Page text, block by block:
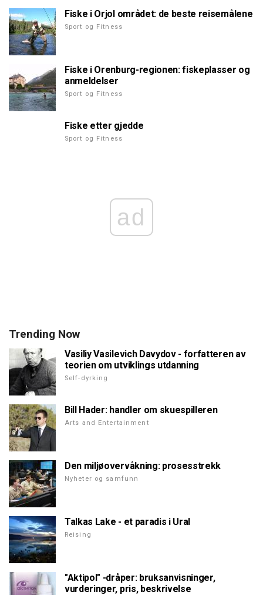
Fiske i Orjol området: de beste reisemålene
Sport og Fitness
Fiske i Orenburg-regionen: fiskeplasser og
anmeldelser
Sport og Fitness
Fiske etter gjedde
Sport og Fitness
ad
Trending Now
Vasiliy Vasilevich Davydov - forfatteren av
teorien om utviklings utdanning
Self-dyrking
Bill Hader: handler om skuespilleren
Arts and Entertainment
Den miljøovervåkning: prosesstrekk
Nyheter og samfunn
Talkas Lake - et paradis i Ural
Reising
"Aktipol" -dråper: bruksanvisninger,
vurderinger, pris, beskrivelse